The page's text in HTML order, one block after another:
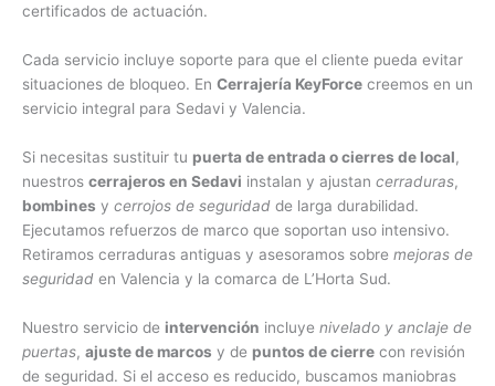
certificados de actuación.
Cada servicio incluye soporte para que el cliente pueda evitar
situaciones de bloqueo. En Cerrajería KeyForce creemos en un
servicio integral para Sedavi y Valencia.
Si necesitas sustituir tu puerta de entrada o cierres de local,
nuestros cerrajeros en Sedavi instalan y ajustan cerraduras,
bombines y cerrojos de seguridad de larga durabilidad.
Ejecutamos refuerzos de marco que soportan uso intensivo.
Retiramos cerraduras antiguas y asesoramos sobre mejoras de
seguridad en Valencia y la comarca de L’Horta Sud.
Nuestro servicio de intervención incluye nivelado y anclaje de
puertas, ajuste de marcos y de puntos de cierre con revisión
de seguridad. Si el acceso es reducido, buscamos maniobras